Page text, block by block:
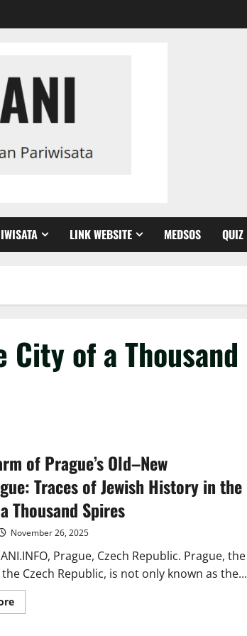
LINK WEBSITE MEDSOS QUIZ
of a Thousand
of Prague’s Old–New
Traces of Jewish History in the
Thousand Spires
November 26, 2025
Prague, Czech Republic. Prague, the
Czech Republic, is not only known as the...
Read
more